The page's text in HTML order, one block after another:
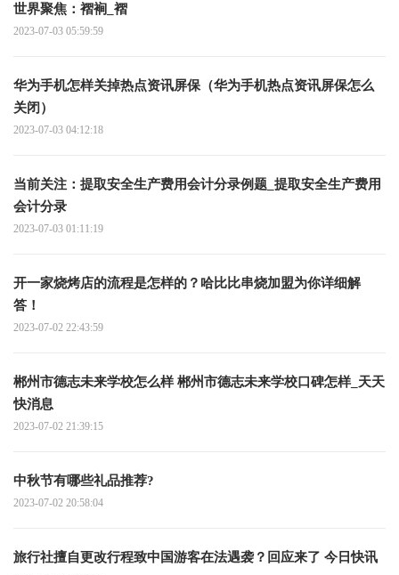
世界聚焦：褶裥_褶
2023-07-03 05:59:59
华为手机怎样关掉热点资讯屏保（华为手机热点资讯屏保怎么
关闭）
2023-07-03 04:12:18
当前关注：提取安全生产费用会计分录例题_提取安全生产费用
会计分录
2023-07-03 01:11:19
开一家烧烤店的流程是怎样的？哈比比串烧加盟为你详细解
答！
2023-07-02 22:43:59
郴州市德志未来学校怎么样 郴州市德志未来学校口碑怎样_天天
快消息
2023-07-02 21:39:15
中秋节有哪些礼品推荐?
2023-07-02 20:58:04
旅行社擅自更改行程致中国游客在法遇袭？回应来了 今日快讯